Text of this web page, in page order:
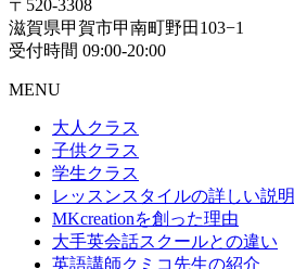
〒520-3308
滋賀県甲賀市甲南町野田103−1
受付時間 09:00-20:00
MENU
大人クラス
子供クラス
学生クラス
レッスンスタイルの詳しい説明
MKcreationを創った理由
大手英会話スクールとの違い
英語講師クミコ先生の紹介